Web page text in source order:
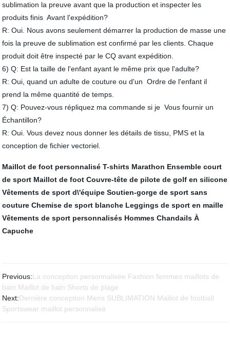
sublimation la preuve avant que la production et inspecter les
produits finis Avant l'expédition?
R: Oui. Nous avons seulement démarrer la production de masse une
fois la preuve de sublimation est confirmé par les clients. Chaque
produit doit être inspecté par le CQ avant expédition.
6) Q: Est la taille de l'enfant ayant le même prix que l'adulte?
R: Oui, quand un adulte de couture ou d'un Ordre de l'enfant il
prend la même quantité de temps.
7) Q: Pouvez-vous répliquez ma commande si je Vous fournir un
Échantillon?
R: Oui. Vous devez nous donner les détails de tissu, PMS et la
conception de fichier vectoriel.
Maillot de foot personnalisé T-shirts Marathon Ensemble court
de sport Maillot de foot Couvre-tête de pilote de golf en silicone
Vêtements de sport d\'équipe Soutien-gorge de sport sans
couture Chemise de sport blanche Leggings de sport en maille
Vêtements de sport personnalisés Hommes Chandails À
Capuche
Previous:La conception personnalisée Fashion femmes maillots de
bain Maillot de bain Shorts de plage
Next:Dernière conception Mens SUBLIMATION Maillot de football
Sportswear maillot personnalisé